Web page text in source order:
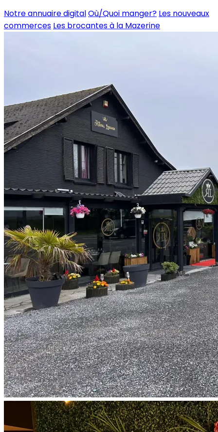
Notre annuaire digitalOù/Quoi manger? Les nouveaux
commerces Les brocantes à la Mazerine